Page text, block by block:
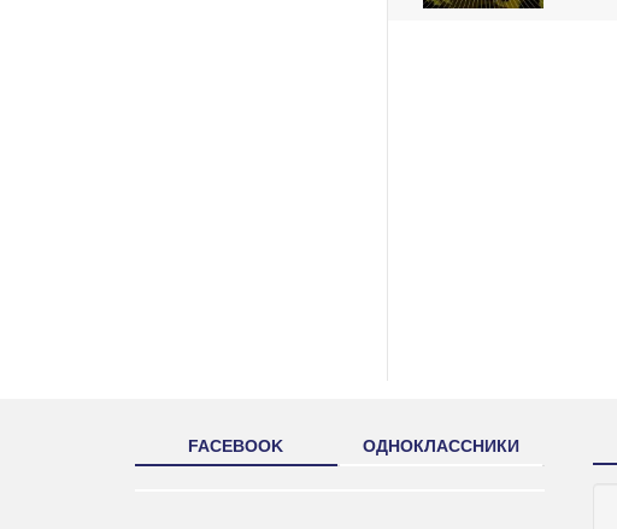
FACEBOOK ОДНОКЛАССНИКИ